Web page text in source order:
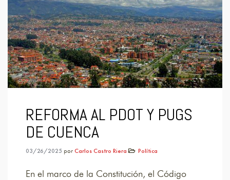
REFORMA AL PDOT Y PUGS
DE CUENCA
03/26/2025 por Carlos Castro Riera Política
En el marco de la Constitución, el Código